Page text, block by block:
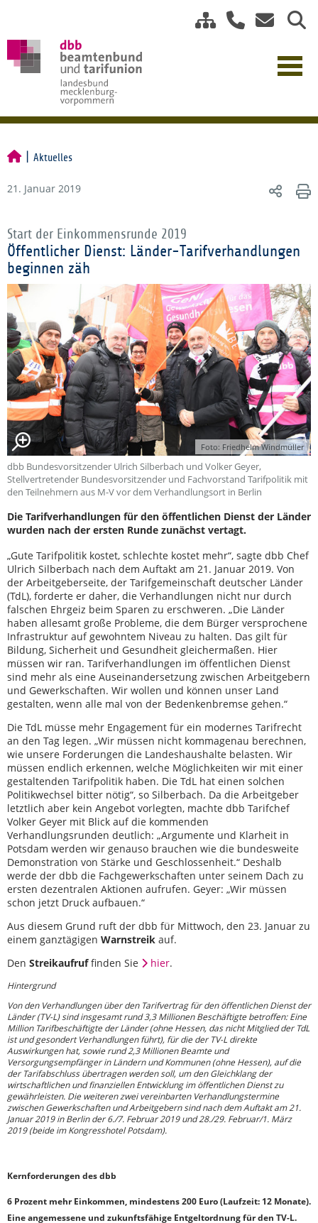
Aktuelles
21. Januar 2019
Start der Einkommensrunde 2019
Öffentlicher Dienst: Länder-Tarifverhandlungen
beginnen zäh
Foto: Friedhelm Windmüller
dbb Bundesvorsitzender Ulrich Silberbach und Volker Geyer,
Stellvertretender Bundesvorsitzender und Fachvorstand Tarifpolitik mit
den Teilnehmern aus M-V vor dem Verhandlungsort in Berlin
Die Tarifverhandlungen für den öffentlichen Dienst der Länder
wurden nach der ersten Runde zunächst vertagt.
„Gute Tarifpolitik kostet, schlechte kostet mehr“, sagte dbb Chef
Ulrich Silberbach nach dem Auftakt am 21. Januar 2019. Von
der Arbeitgeberseite, der Tarifgemeinschaft deutscher Länder
(TdL), forderte er daher, die Verhandlungen nicht nur durch
falschen Ehrgeiz beim Sparen zu erschweren. „Die Länder
haben allesamt große Probleme, die dem Bürger versprochene
Infrastruktur auf gewohntem Niveau zu halten. Das gilt für
Bildung, Sicherheit und Gesundheit gleichermaßen. Hier
müssen wir ran. Tarifverhandlungen im öffentlichen Dienst
sind mehr als eine Auseinandersetzung zwischen Arbeitgebern
und Gewerkschaften. Wir wollen und können unser Land
gestalten, wenn alle mal von der Bedenkenbremse gehen.“
Die TdL müsse mehr Engagement für ein modernes Tarifrecht
an den Tag legen. „Wir müssen nicht kommagenau berechnen,
wie unsere Forderungen die Landeshaushalte belasten. Wir
müssen endlich erkennen, welche Möglichkeiten wir mit einer
gestaltenden Tarifpolitik haben. Die TdL hat einen solchen
Politikwechsel bitter nötig“, so Silberbach. Da die Arbeitgeber
letztlich aber kein Angebot vorlegten, machte dbb Tarifchef
Volker Geyer mit Blick auf die kommenden
Verhandlungsrunden deutlich: „Argumente und Klarheit in
Potsdam werden wir genauso brauchen wie die bundesweite
Demonstration von Stärke und Geschlossenheit.“ Deshalb
werde der dbb die Fachgewerkschaften unter seinem Dach zu
ersten dezentralen Aktionen aufrufen. Geyer: „Wir müssen
schon jetzt Druck aufbauen.“
Aus diesem Grund ruft der dbb für Mittwoch, den 23. Januar zu
einem ganztägigen Warnstreik auf.
Den Streikaufruffinden Sie hier.
Hintergrund
Von den Verhandlungen über den Tarifvertrag für den öffentlichen Dienst der
Länder (TV-L) sind insgesamt rund 3,3 Millionen Beschäftigte betroffen: Eine
Million Tarifbeschäftigte der Länder (ohne Hessen, das nicht Mitglied der TdL
ist und gesondert Verhandlungen führt), für die der TV-L direkte
Auswirkungen hat, sowie rund 2,3 Millionen Beamte und
Versorgungsempfänger in Ländern und Kommunen (ohne Hessen), auf die
der Tarifabschluss übertragen werden soll, um den Gleichklang der
wirtschaftlichen und finanziellen Entwicklung im öffentlichen Dienst zu
gewährleisten. Die weiteren zwei vereinbarten Verhandlungstermine
zwischen Gewerkschaften und Arbeitgebern sind nach dem Auftakt am 21.
Januar 2019 in Berlin der 6./7. Februar 2019 und 28./29. Februar/1. März
2019 (beide im Kongresshotel Potsdam).
Kernforderungen des dbb
6 Prozent mehr Einkommen, mindestens 200 Euro (Laufzeit: 12 Monate).
Eine angemessene und zukunftsfähige Entgeltordnung für den TV-L.